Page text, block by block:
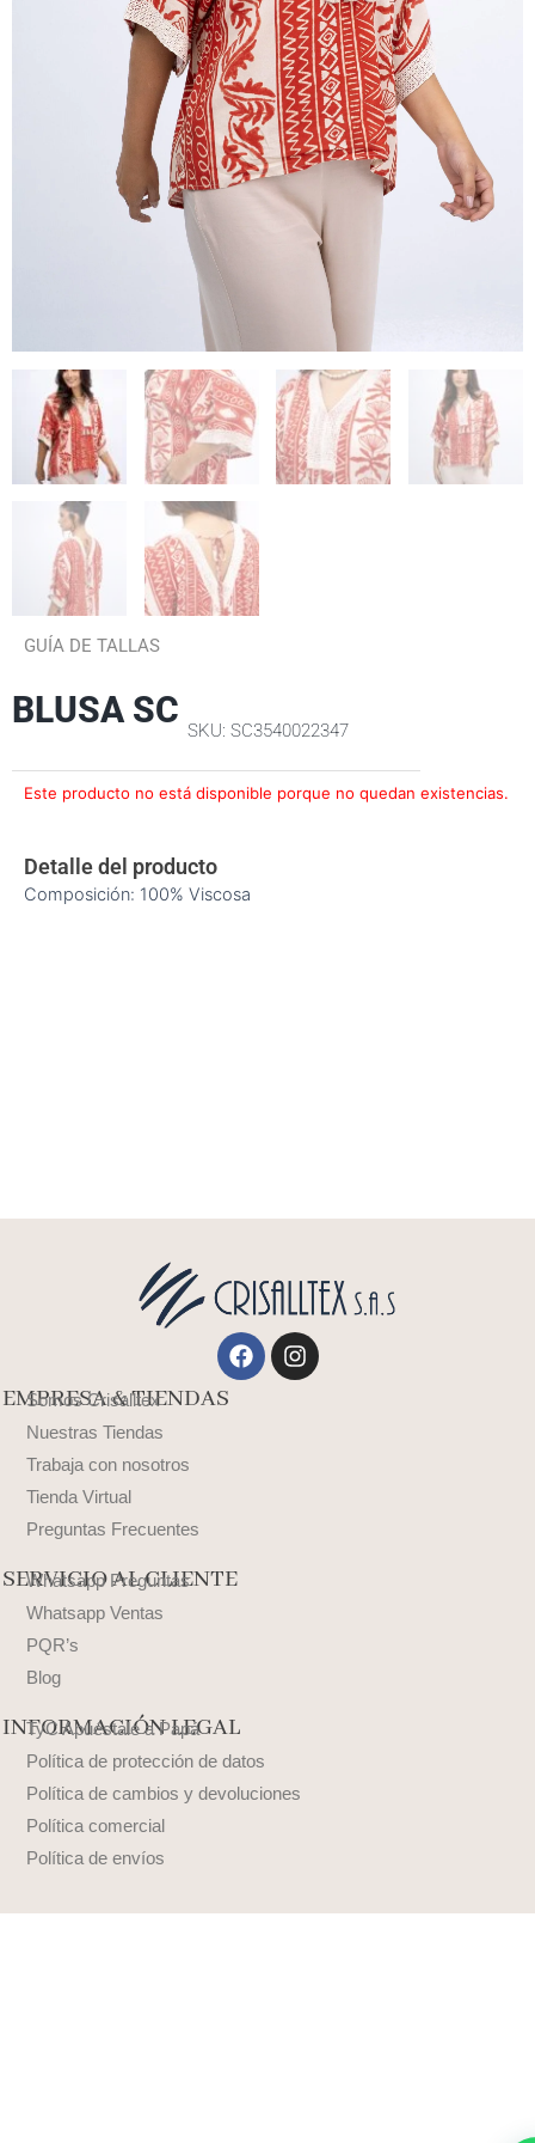
BLUSA SC SKU: SC3540022347
Este producto no está disponible porque no quedan existencias.
GUÍA DE TALLAS
Detalle del producto
Composición: 100% Viscosa
FacebookInstagram
EMPRESA & TIENDAS
Somos Crisalltex
Nuestras Tiendas
Trabaja con nosotros
Tienda Virtual
Preguntas Frecuentes
SERVICIO AL CLIENTE
Whatsapp Preguntas
Whatsapp Ventas
PQR’s
Blog
INFORMACIÓN LEGAL
TyC Apuéstale a Papá
Política de protección de datos
Política de cambios y devoluciones
Política comercial
Política de envíos